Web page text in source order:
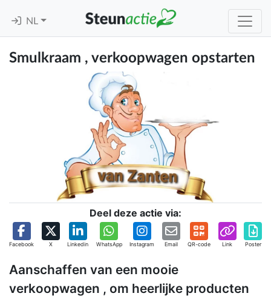
NL
Smulkraam , verkoopwagen opstarten
Deel deze actie via:
Facebook X Linkedin WhatsApp Instagram Email QR-code Link Poster
Aanschaffen van een mooie
verkoopwagen , om heerlijke producten